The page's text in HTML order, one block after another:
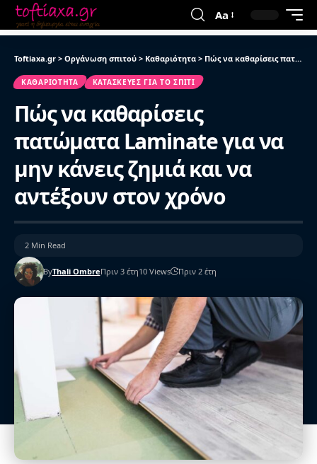
Aa
Toftiaxa.gr > Οργάνωση σπιτού > Καθαριότητα > Πώς να καθαρίσεις πατώματα Laminate για να μην κάνεις ζημιά και να αντέξουν στον χρόνο
ΚΑΘΑΡΙΌΤΗΤΑ ΚΑΤΑΣΚΕΥΈΣ ΓΙΑ ΤΟ ΣΠΊΤΙ
Πώς να καθαρίσεις
πατώματα Laminate για να
μην κάνεις ζημιά και να
αντέξουν στον χρόνο
ByThali OmbreΠριν 3 έτη10 Views Πριν 2 έτη
2 Min Read